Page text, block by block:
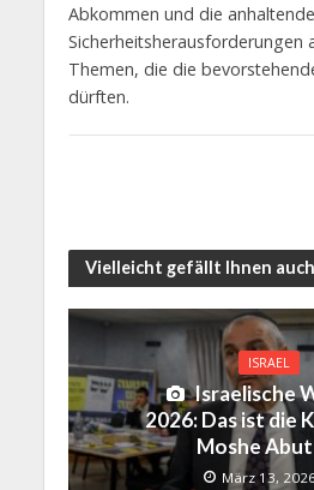
Abkommen und die
Sicherheitsherausforderungen
Themen, die die
dürften.
Vielleicht gefällt Ihnen auch
ISRAEL
Israelische
2026: Das ist die
Moshe
März 13, 2026